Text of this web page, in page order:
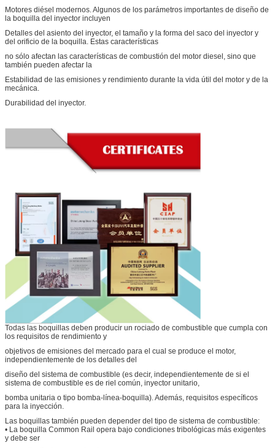
Deja un mensaje
¡Te llamaremos pronto!
PRESENTACIóN
Motores diésel modernos. Algunos de los parámetros importantes de diseño de
la boquilla del inyector incluyen
Detalles del asiento del inyector, el tamaño y la forma del saco del inyector y
del orificio de la boquilla. Estas características
no sólo afectan las características de combustión del motor diesel, sino que
también pueden afectar la
Estabilidad de las emisiones y rendimiento durante la vida útil del motor y de la
mecánica.
Durabilidad del inyector.
Todas las boquillas deben producir un rociado de combustible que cumpla con
los requisitos de rendimiento y
objetivos de emisiones del mercado para el cual se produce el motor,
independientemente de los detalles del
diseño del sistema de combustible (es decir, independientemente de si el
sistema de combustible es de riel común, inyector unitario,
bomba unitaria o tipo bomba-línea-boquilla). Además, requisitos específicos
para la inyección.
Las boquillas también pueden depender del tipo de sistema de combustible:
• La boquilla Common Rail opera bajo condiciones tribológicas más exigentes
y debe ser